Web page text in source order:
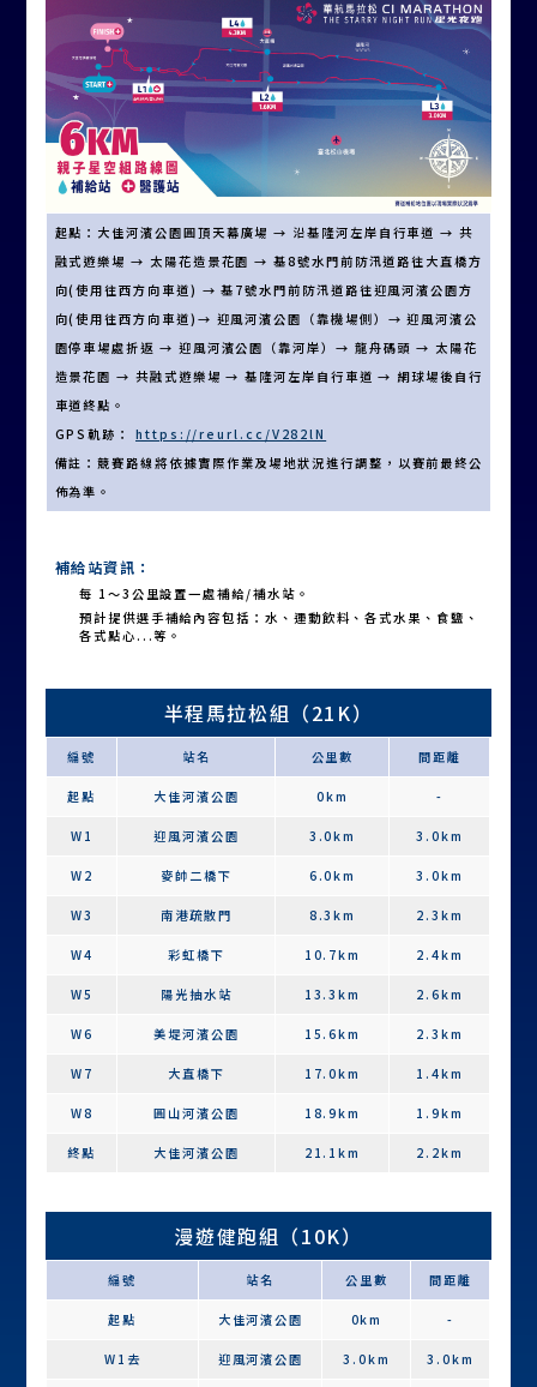
起點：大佳河濱公園圓頂天幕廣場 → 沿基隆河左岸自行車道 → 共
融式遊樂場 → 太陽花造景花園 → 基8號水門前防汛道路往大直橋方
向(使用往西方向車道) → 基7號水門前防汛道路往迎風河濱公園方
向(使用往西方向車道)→ 迎風河濱公園（靠機場側）→ 迎風河濱公
園停車場處折返 → 迎風河濱公園（靠河岸）→ 龍舟碼頭 → 太陽花
造景花園 → 共融式遊樂場 → 基隆河左岸自行車道 → 網球場後自行
車道終點。
GPS軌跡： https://reurl.cc/V282lN
備註：競賽路線將依據實際作業及場地狀況進行調整，以賽前最終公
佈為準。
補給站資訊：
每 1～3公里設置一處補給/補水站。
預計提供選手補給內容包括：水、運動飲料、各式水果、食鹽、
各式點心...等。
半程馬拉松組（21K）
編號 站名 公里數 間距離
起點 大佳河濱公園 0km -
W1 迎風河濱公園 3.0km 3.0km
W2 麥帥二橋下 6.0km 3.0km
W3 南港疏散門 8.3km 2.3km
W4 彩虹橋下 10.7km 2.4km
W5 陽光抽水站 13.3km 2.6km
W6 美堤河濱公園 15.6km 2.3km
W7 大直橋下 17.0km 1.4km
W8 圓山河濱公園 18.9km 1.9km
終點 大佳河濱公園 21.1km 2.2km
漫遊健跑組（10K）
編號 站名 公里數 間距離
起點 大佳河濱公園 0km -
W1去 迎風河濱公園 3.0km 3.0km